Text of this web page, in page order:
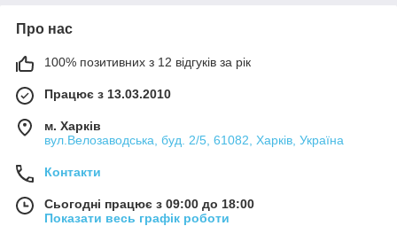
Про нас
100% позитивних з 12 відгуків за рік
Працює з 13.03.2010
м. Харків
вул.Велозаводська, буд. 2/5, 61082, Харків, Україна
Контакти
Сьогодні працює з 09:00 до 18:00
Показати весь графік роботи